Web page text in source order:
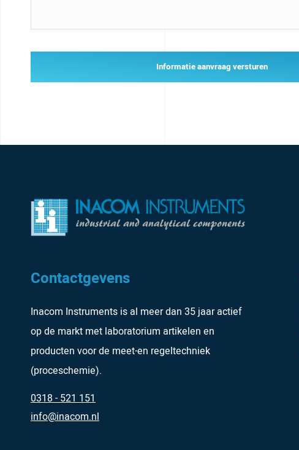
Informatie aanvraag versturen
Contactgevens
Inacom Instruments is al meer dan 35 jaar actief
op de markt met laboratorium artikelen en
producten voor de meet-en regeltechniek
(proceschemie).
0318 - 521 151
info@inacom.nl